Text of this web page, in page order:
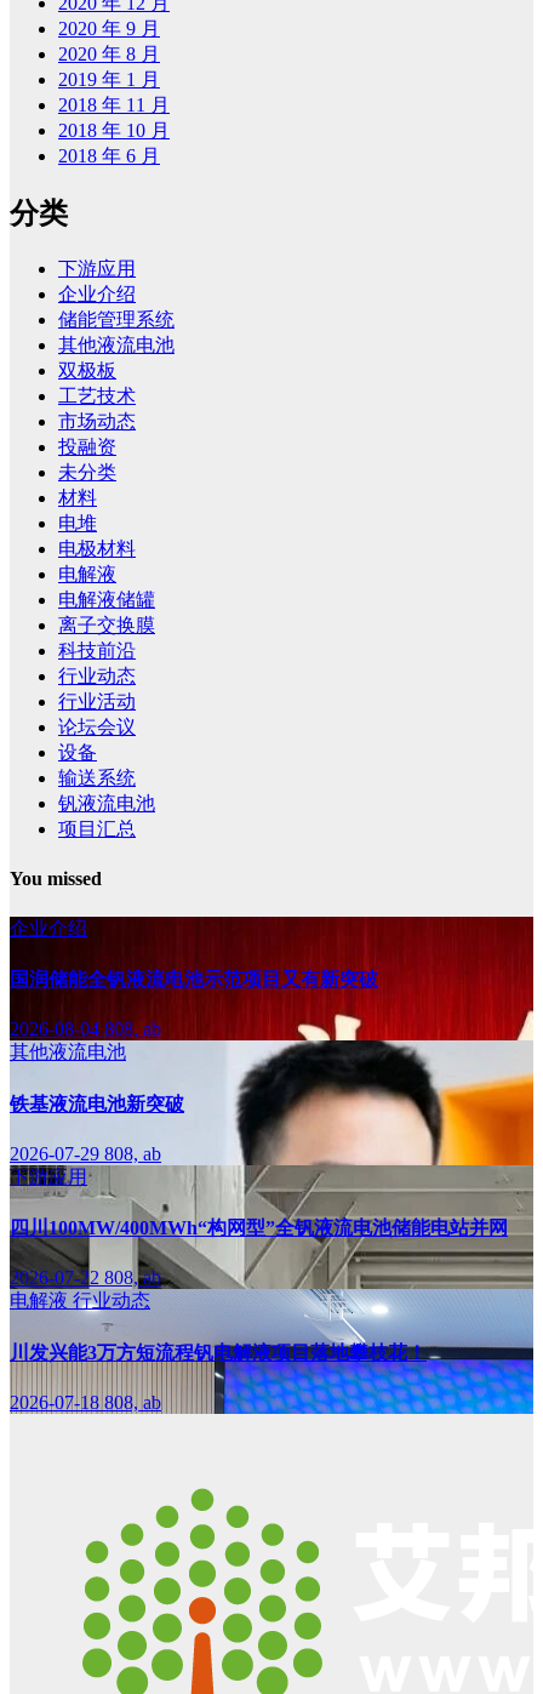
2020 年 9 月
2020 年 8 月
2019 年 1 月
2018 年 11 月
2018 年 10 月
2018 年 6 月
分类
下游应用
企业介绍
储能管理系统
其他液流电池
双极板
工艺技术
市场动态
投融资
未分类
材料
电堆
电极材料
电解液
电解液储罐
离子交换膜
科技前沿
行业动态
行业活动
论坛会议
设备
输送系统
钒液流电池
项目汇总
You missed
企业介绍
国润储能全钒液流电池示范项目又有新突破
2026-08-04 808, ab
其他液流电池
铁基液流电池新突破
2026-07-29 808, ab
下游应用
四川100MW/400MWh“构网型”全钒液流电池储能电站并网
2026-07-22 808, ab
电解液 行业动态
川发兴能3万方短流程钒电解液项目落地攀枝花！
2026-07-18 808, ab